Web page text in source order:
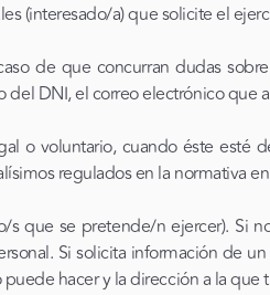
(interesado/a) que solicite el
de que concurran dudas
DNI, el correo electrónico que
o voluntario, cuando éste
regulados en la normativa
que se pretende/n ejercer). Si
Si solicita información de
hacer y la dirección a la